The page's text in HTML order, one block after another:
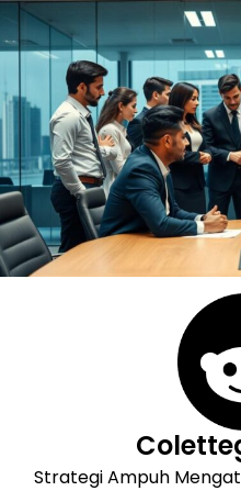
Skip
to
Strategi Ampuh